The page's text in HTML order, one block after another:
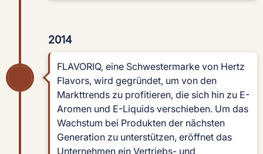
2014
FLAVORIQ, eine Schwestermarke von Hertz
Flavors, wird gegründet, um von den
Markttrends zu profitieren, die sich hin zu E-
Aromen und E-Liquids verschieben. Um das
Wachstum bei Produkten der nächsten
Generation zu unterstützen, eröffnet das
Unternehmen ein Vertriebs- und